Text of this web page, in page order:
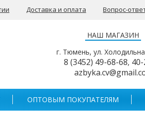
Доставка и оплата Вопрос-
НАШ МАГАЗИН
г. Тюмень, ул.
8 (3452) 49-68-68,
ОПТОВЫМ ПОКУПАТЕЛЯМ